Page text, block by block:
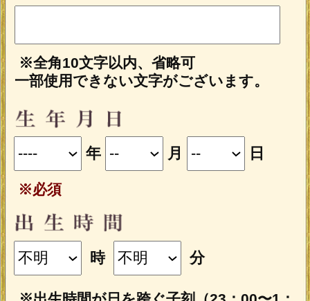
適用されます。
会員登録（無料）すると、本格占いメニ
けます。
今すぐ会員登録する
占う前に内容のご確認をお願いします。
ご購入いただくと、サービス・コンテ
ンツの利用料金が発生します。
■一部無料で結果を見る場合■
「一部無料で鑑定する」をタップする
と、鑑定結果の一部を無料でご覧になれ
ます。
■最初から有料で結果を見る場合■
「鑑定する（有料）」をクリックする
と、最初から鑑定結果のすべてをご覧に